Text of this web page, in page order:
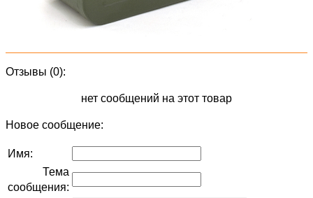
Отзывы (0):
нет сообщений на этот товар
Новое сообщение:
Имя:
Тема
сообщения: